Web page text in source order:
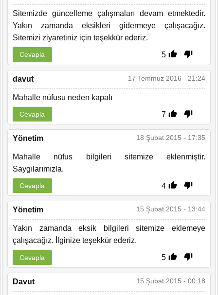
Sitemizde güncelleme çalışmaları devam etmektedir.
Yakın zamanda eksikleri gidermeye çalışacağız.
Sitemizi ziyaretiniz için teşekkür ederiz.
5
Cevapla
davut 17 Temmuz 2016 - 21:24
Mahalle nüfusu neden kapalı
7
Cevapla
Yönetim 18 Şubat 2015 - 17:35
Mahalle nüfus bilgileri sitemize eklenmiştir.
Saygılarımızla.
4
Cevapla
Yönetim 15 Şubat 2015 - 13:44
Yakın zamanda eksik bilgileri sitemize eklemeye
çalışacağız. İlginize teşekkür ederiz.
5
Cevapla
Davut 15 Şubat 2015 - 00:18